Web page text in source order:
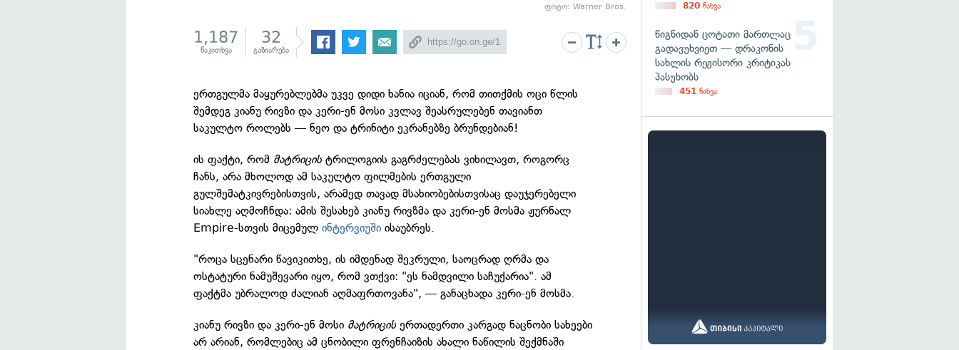
ფოტო: Warner Bros.
1,187
წაკითხვა
32
გაზიარება
ერთგულმა მაყურებლებმა უკვე დიდი ხანია იციან, რომ თითქმის ოცი წლის
შემდეგ კიანუ რივზი და კერი-ენ მოსი კვლავ შეასრულებენ თავიანთ
საკულტო როლებს — ნეო და ტრინიტი ეკრანებზე ბრუნდებიან!
ის ფაქტი, რომ მატრიცისტრილოგიის გაგრძელებას ვიხილავთ, როგორც
ჩანს, არა მხოლოდ ამ საკულტო ფილმების ერთგული
გულშემატკივრებისთვის, არამედ თავად მსახიობებისთვისაც დაუჯერებელი
სიახლე აღმოჩნდა: ამის შესახებ კიანუ რივზმა და კერი-ენ მოსმა ჟურნალ
Empire-სთვის მიცემულინტერვიუშიისაუბრეს.
"როცა სცენარი წავიკითხე, ის იმდენად შეკრული, საოცრად ღრმა და
ოსტატური ნამუშევარი იყო, რომ ვთქვი: "ეს ნამდვილი საჩუქარია". ამ
ფაქტმა უბრალოდ ძალიან აღმაფრთოვანა", — განაცხადა კერი-ენ მოსმა.
კიანუ რივზი და კერი-ენ მოსი მატრიცისერთადერთი კარგად ნაცნობი სახეები
არ არიან, რომლებიც ამ ცნობილი ფრენჩაიზის ახალი ნაწილის შექმნაში
820 ნახვა
წიგნიდან ცოტათი მართლაც
გადავუხვიეთ — დრაკონის
სახლის რეჟისორი კრიტიკას
პასუხობს
451 ნახვა